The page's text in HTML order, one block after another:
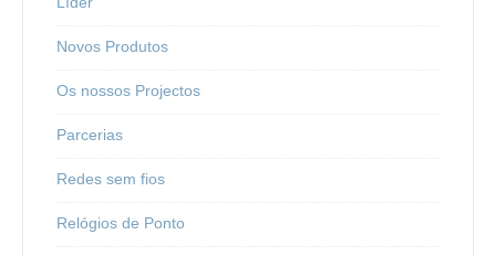
Novos Produtos
Os nossos Projectos
Parcerias
Redes sem fios
Relógios de Ponto